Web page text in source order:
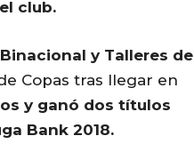
club.
y Talleres de
Copas tras llegar en
y ganó dos títulos
Bank 2018.